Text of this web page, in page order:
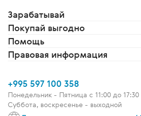
Зарабатывай
Покупай выгодно
Помощь
Правовая информация
+995 597 100 358
Понедельник - Пятница c 11:00 до 17:30
Суббота, воскресенье - выходной